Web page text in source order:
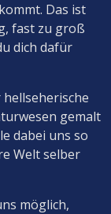
Das ist
fast zu groß
dich dafür
gemalt
dabei uns so
Welt selber
möglich,